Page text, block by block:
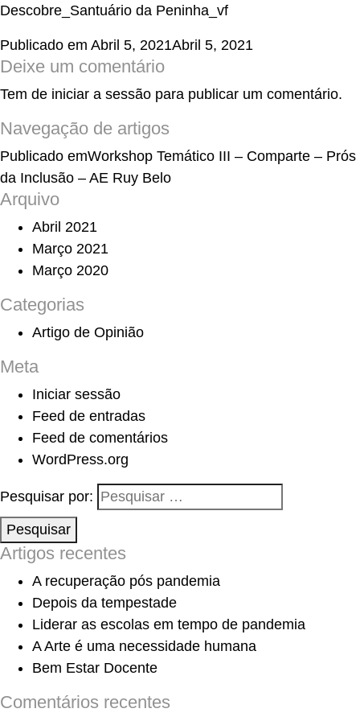
Descobre_Santuário da Peninha_vf
Publicado em Abril 5, 2021Abril 5, 2021
Deixe um comentário
Tem de iniciar a sessão para publicar um comentário.
Navegação de artigos
Publicado emWorkshop Temático III – Comparte – Prós
da Inclusão – AE Ruy Belo
Arquivo
Abril 2021
Março 2021
Março 2020
Categorias
Artigo de Opinião
Meta
Iniciar sessão
Feed de entradas
Feed de comentários
WordPress.org
Pesquisar por:
Pesquisar
Artigos recentes
A recuperação pós pandemia
Depois da tempestade
Liderar as escolas em tempo de pandemia
A Arte é uma necessidade humana
Bem Estar Docente
Comentários recentes